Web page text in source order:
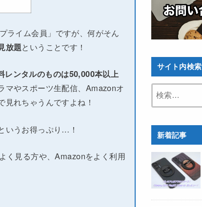
ライム会員」ですが、何がそん
放題ということです！
レンタルのものは50,000本以上
マやスポーツ生配信、Amazonオ
れちゃうんですよね！
いうお得っぷり…！
く見る方や、Amazonをよく利用
サイト内検索
新着記事